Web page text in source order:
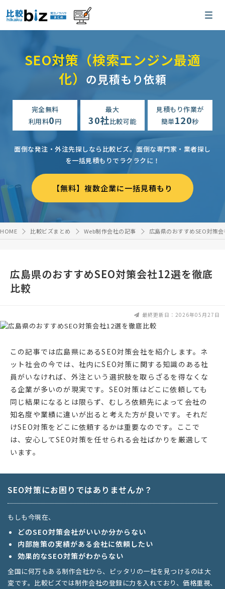
SEO対策（検索エンジン最適
化） の見積もり依頼
完全無料
利用料0円
最大
30社比較可能
見積もり作業が
簡単120秒
面倒な発注・外注先探しなら比較ビズ。 面倒な専門家・業者探し
を一括見積もりでラクラクに！
【無料】複数企業に一括見積もり
HOME 比較ビズまとめ Web制作会社の記事 広島県のおすすめSEO対策
広島県のおすすめSEO対策会社12選を徹底
比較
最終更新日：2026年05月27日
この記事では広島県にあるSEO対策会社を紹介します。ネ
ット社会の今では、社内にSEO対策に関する知識のある社
員がいなければ、外注という選択肢を取らざるを得なくな
る企業が多いのが現実です。SEO対策はどこに依頼しても
同じ結果になるとは限らず、むしろ依頼先によって会社の
知名度や業績に違いが出ると考えた方が良いです。それだ
けSEO対策をどこに依頼するかは重要なのです。ここで
は、安心してSEO対策を任せられる会社ばかりを厳選して
います。
SEO対策にお困りではありませんか？
もしも今現在、
どのSEO対策会社がいいか分からない
内部施策の実績がある会社に依頼したい
効果的なSEO対策がわからない
全国に何万もある制作会社から、ピッタリの一社を見つけるのは大
変です。比較ビズでは制作会社の登録に力を入れており、価格重視、